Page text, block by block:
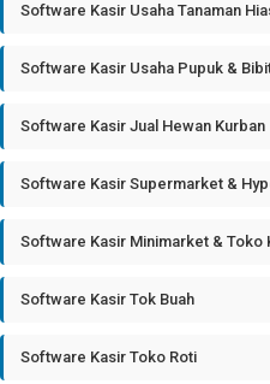
Software Kasir Usaha Tanaman
Software Kasir Usaha Pupuk &
Software Kasir Jual Hewan Kurban
Software Kasir Supermarket &
Software Kasir Minimarket & Toko
Software Kasir Tok Buah
Software Kasir Toko Roti